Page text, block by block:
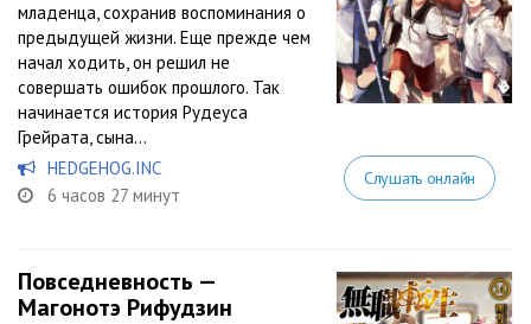
младенца, сохранив воспоминания о
предыдущей жизни. Еще прежде чем
начал ходить, он решил не
совершать ошибок прошлого. Так
начинается история Рудеуса
Грейрата, сына...
HEDGEHOG.INC
6 часов 27 минут
Слушать онлайн
Повседневность —
Магонотэ Рифудзин